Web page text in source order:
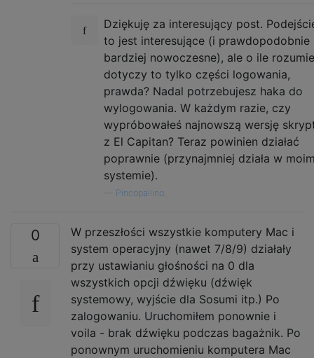
Dziękuję za interesujący post.
to jest interesujące (i prawdopodobnie
bardziej nowoczesne), ale o ile
dotyczy to tylko części logowania,
prawda? Nadal potrzebujesz haka do
wylogowania. W każdym razie, czy
wypróbowałeś najnowszą wersję
z El Capitan? Teraz powinien działać
poprawnie (przynajmniej działa w
systemie).
Pincopallino,
0
W przeszłości wszystkie komputery Mac i
system operacyjny (nawet 7/8/9) działały
przy ustawianiu głośności na 0 dla
wszystkich opcji dźwięku (dźwięk
systemowy, wyjście dla Sosumi itp.) Po
zalogowaniu. Uruchomiłem ponownie i
voila - brak dźwięku podczas bagażnik. Po
ponownym uruchomieniu komputera Mac